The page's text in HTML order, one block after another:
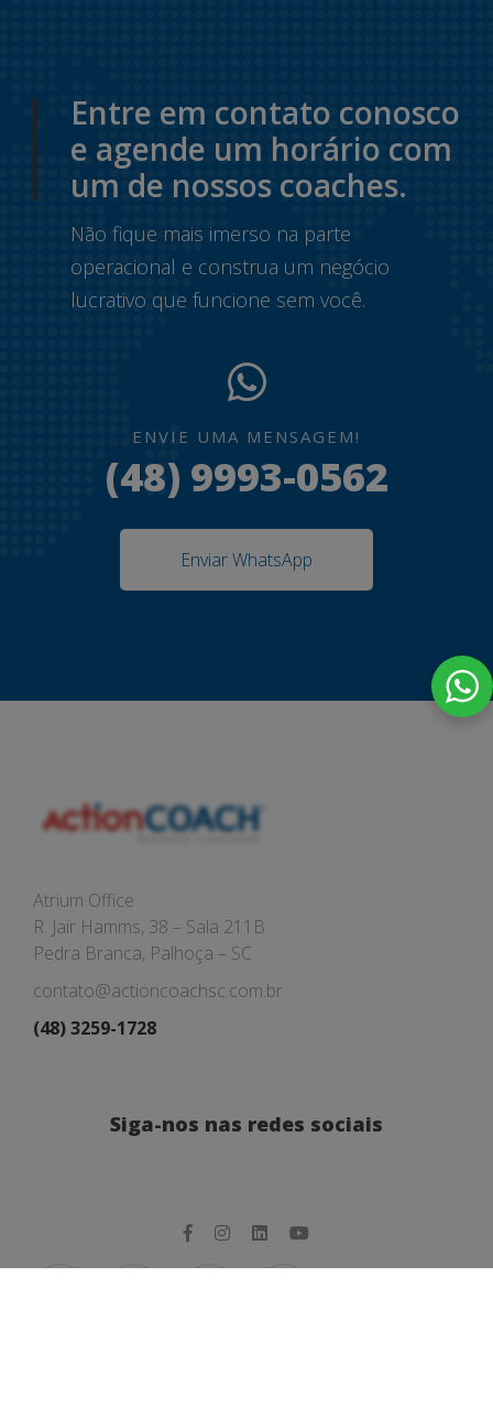
Entre em contato conosco
e agende um horário com
um de nossos coaches.
Não fique mais imerso na parte
operacional e construa um negócio
lucrativo que funcione sem você.
ENVIE UMA MENSAGEM!
(48) 9993-0562
Enviar WhatsApp
Atrium Office
R. Jair Hamms, 38 – Sala 211B
Pedra Branca, Palhoça – SC
contato@actioncoachsc.com.br
(48) 3259-1728
Siga-nos nas redes sociais